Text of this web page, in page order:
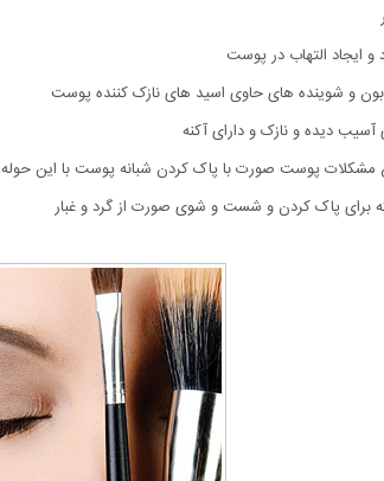
ایجاد التهاب در پوست
و شوینده های حاوی اسید های نازک کننده پوست
دیده و نازک و دارای آکنه
مشکلات پوست صورت با پاک کردن شبانه پوست با این حوله
برای پاک کردن و شست و شوی صورت از گرد و غبار